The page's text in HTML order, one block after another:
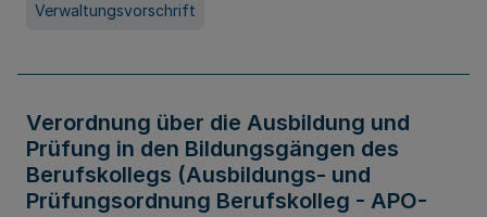
Verwaltungsvorschrift
Verordnung über die Ausbildung und
Prüfung in den Bildungsgängen des
Berufskollegs (Ausbildungs- und
Prüfungsordnung Berufskolleg - APO-